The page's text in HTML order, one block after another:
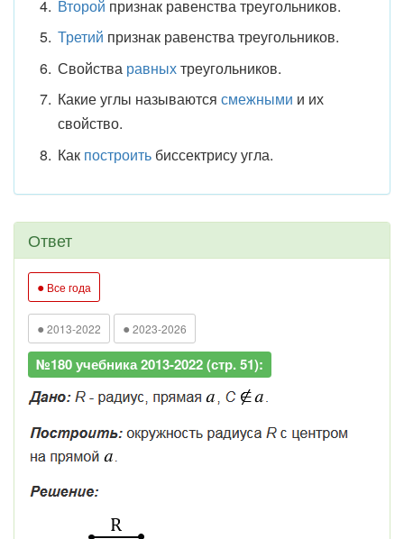
Второй признак равенства треугольников.
Третий признак равенства треугольников.
Свойства равныхтреугольников.
Какие углы называются смежными и их
свойство.
Как построитьбиссектрису угла.
Ответ
● Все года
● 2013-2022 ● 2023-2026
№180 учебника 2013-2022 (стр. 51):